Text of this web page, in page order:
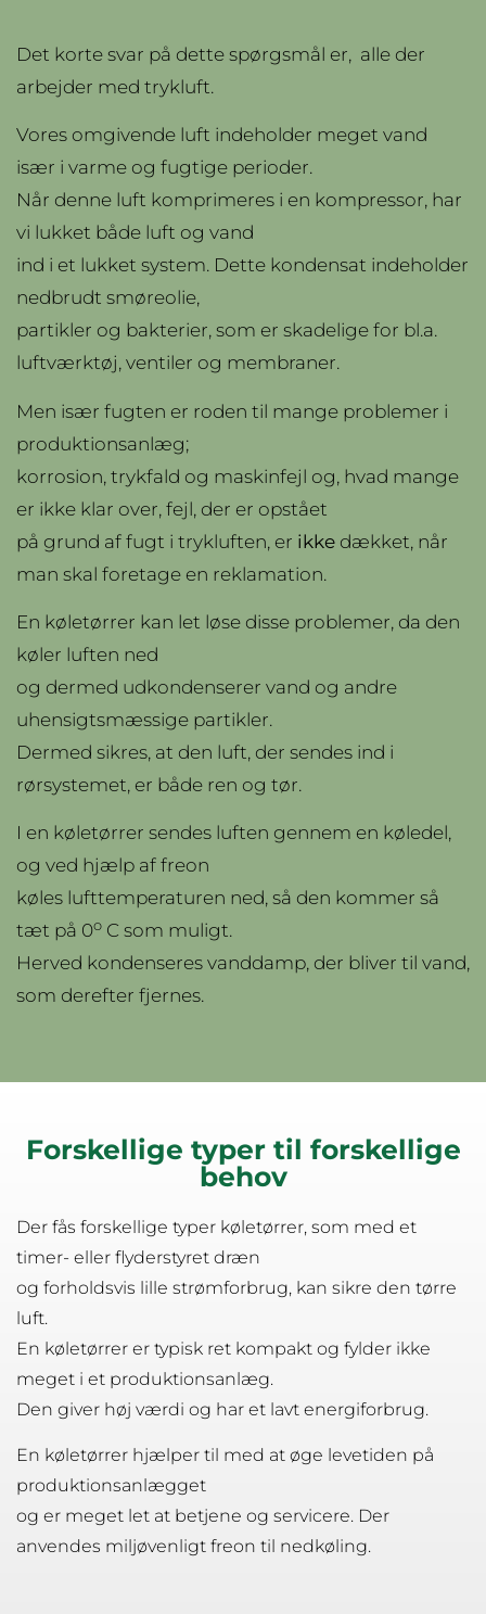
Det korte svar på dette spørgsmål er, alle der
arbejder med trykluft.
Vores omgivende luft indeholder meget vand
især i varme og fugtige perioder.
Når denne luft komprimeres i en kompressor, har
vi lukket både luft og vand
ind i et lukket system. Dette kondensat indeholder
nedbrudt smøreolie,
partikler og bakterier, som er skadelige for bl.a.
luftværktøj, ventiler og membraner.
Men især fugten er roden til mange problemer i
produktionsanlæg;
korrosion, trykfald og maskinfejl og, hvad mange
er ikke klar over, fejl, der er opstået
på grund af fugt i trykluften, er ikke dækket, når
man skal foretage en reklamation.
En køletørrer kan let løse disse problemer, da den
køler luften ned
og dermed udkondenserer vand og andre
uhensigtsmæssige partikler.
Dermed sikres, at den luft, der sendes ind i
rørsystemet, er både ren og tør.
I en køletørrer sendes luften gennem en køledel,
og ved hjælp af freon
køles lufttemperaturen ned, så den kommer så
tæt på 0o C som muligt.
Herved kondenseres vanddamp, der bliver til vand,
som derefter fjernes.
Forskellige typer til forskellige
behov
Der fås forskellige typer køletørrer, som med et
timer- eller flyderstyret dræn
og forholdsvis lille strømforbrug, kan sikre den tørre
luft.
En køletørrer er typisk ret kompakt og fylder ikke
meget i et produktionsanlæg.
Den giver høj værdi og har et lavt energiforbrug.
En køletørrer hjælper til med at øge levetiden på
produktionsanlægget
og er meget let at betjene og servicere. Der
anvendes miljøvenligt freon til nedkøling.